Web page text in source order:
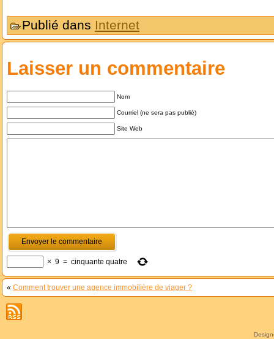
Publié dans Internet
Laisser un commentaire
Nom
Courriel (ne sera pas publié)
Site Web
× 9 = cinquante quatre
« Comment trouver une agence immobilière de viager ?